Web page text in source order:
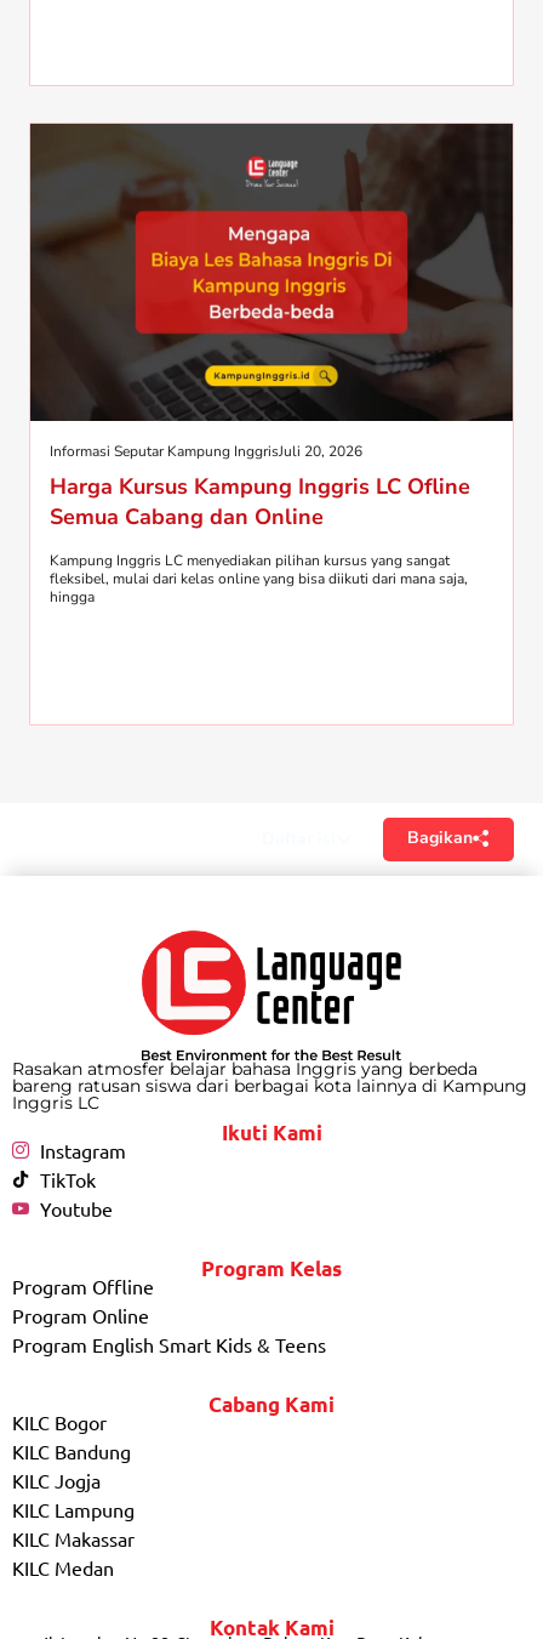
Informasi Seputar Kampung InggrisJuli 20, 2026
Harga Kursus Kampung Inggris LC Ofline
Semua Cabang dan Online
Kampung Inggris LC menyediakan pilihan kursus yang sangat
fleksibel, mulai dari kelas online yang bisa diikuti dari mana saja,
hingga
Bagikan
Rasakan atmosfer belajar bahasa Inggris yang berbeda
bareng ratusan siswa dari berbagai kota lainnya di Kampung
Inggris LC
Ikuti Kami
Instagram
TikTok
Youtube
Program Kelas
Program Offline
Program Online
Program English Smart Kids & Teens
Cabang Kami
KILC Bogor
KILC Bandung
KILC Jogja
KILC Lampung
KILC Makassar
KILC Medan
Kontak Kami